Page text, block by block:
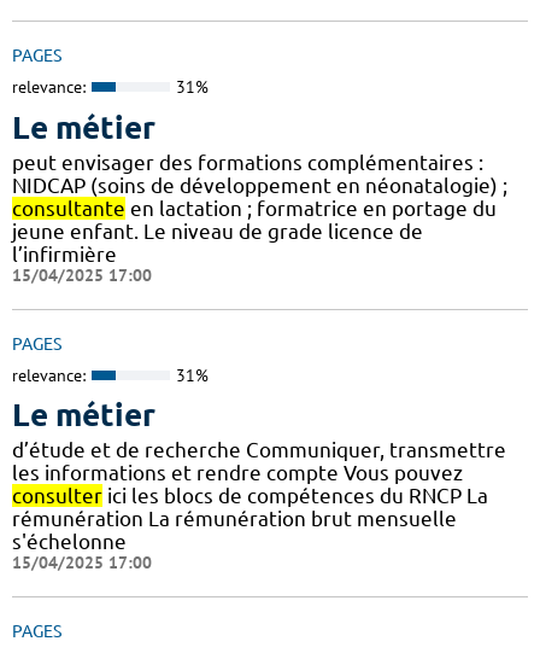
PAGES
relevance: 31%
Le métier
peut envisager des formations complémentaires :
NIDCAP (soins de développement en néonatalogie) ;
consultante en lactation ; formatrice en portage du
jeune enfant. Le niveau de grade licence de
l’infirmière
15/04/2025 17:00
PAGES
relevance: 31%
Le métier
d’étude et de recherche Communiquer, transmettre
les informations et rendre compte Vous pouvez
consulter ici les blocs de compétences du RNCP La
rémunération La rémunération brut mensuelle
s'échelonne
15/04/2025 17:00
PAGES